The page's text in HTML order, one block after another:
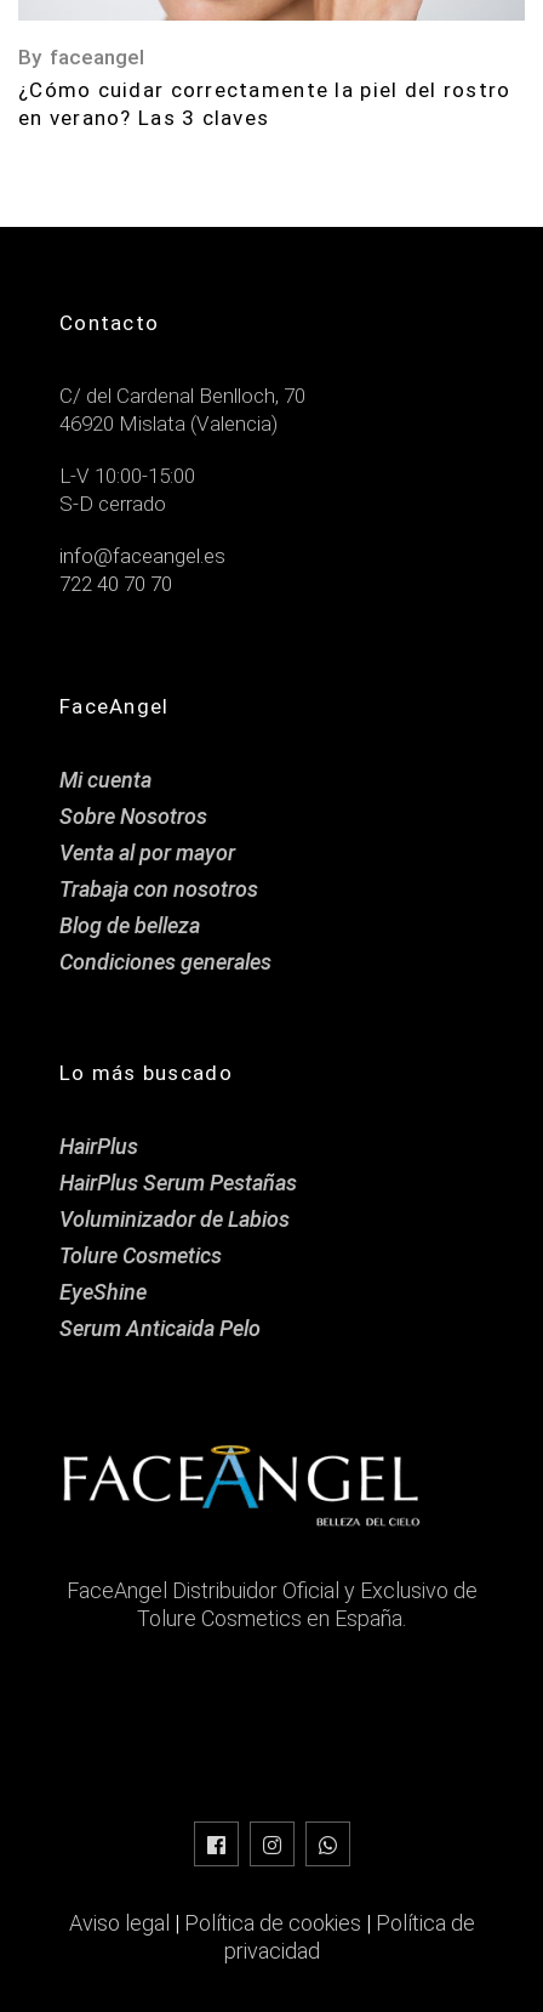
By faceangel
¿Cómo cuidar correctamente la piel del rostro
en verano? Las 3 claves
Contacto
C/ del Cardenal Benlloch, 70
46920 Mislata (Valencia)
L-V 10:00-15:00
S-D cerrado
info@faceangel.es
722 40 70 70
FaceAngel
Mi cuenta
Sobre Nosotros
Venta al por mayor
Trabaja con nosotros
Blog de belleza
Condiciones generales
Lo más buscado
HairPlus
HairPlus Serum Pestañas
Voluminizador de Labios
Tolure Cosmetics
EyeShine
Serum Anticaida Pelo
FaceAngel Distribuidor Oficial y Exclusivo de
Tolure Cosmetics en España.
Aviso legal | Política de cookies | Política de
privacidad